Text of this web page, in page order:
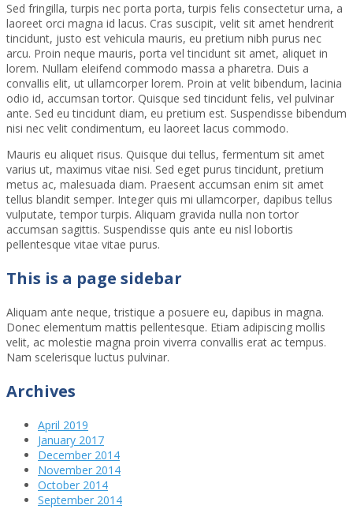
Sed fringilla, turpis nec porta porta, turpis felis consectetur urna, a
laoreet orci magna id lacus. Cras suscipit, velit sit amet hendrerit
tincidunt, justo est vehicula mauris, eu pretium nibh purus nec
arcu. Proin neque mauris, porta vel tincidunt sit amet, aliquet in
lorem. Nullam eleifend commodo massa a pharetra. Duis a
convallis elit, ut ullamcorper lorem. Proin at velit bibendum, lacinia
odio id, accumsan tortor. Quisque sed tincidunt felis, vel pulvinar
ante. Sed eu tincidunt diam, eu pretium est. Suspendisse bibendum
nisi nec velit condimentum, eu laoreet lacus commodo.
Mauris eu aliquet risus. Quisque dui tellus, fermentum sit amet
varius ut, maximus vitae nisi. Sed eget purus tincidunt, pretium
metus ac, malesuada diam. Praesent accumsan enim sit amet
tellus blandit semper. Integer quis mi ullamcorper, dapibus tellus
vulputate, tempor turpis. Aliquam gravida nulla non tortor
accumsan sagittis. Suspendisse quis ante eu nisl lobortis
pellentesque vitae vitae purus.
This is a page sidebar
Aliquam ante neque, tristique a posuere eu, dapibus in magna.
Donec elementum mattis pellentesque. Etiam adipiscing mollis
velit, ac molestie magna proin viverra convallis erat ac tempus.
Nam scelerisque luctus pulvinar.
Archives
April 2019
January 2017
December 2014
November 2014
October 2014
September 2014